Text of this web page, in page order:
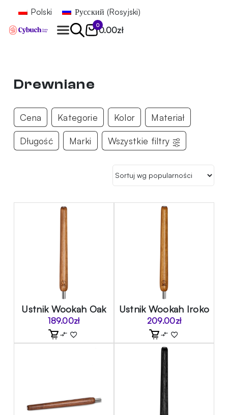
Polski Русский (Rosyjski)
0
0.00zł
Drewniane
Cena Kategorie Kolor Materiał
Długość Marki Wszystkie filtry
Ustnik Wookah Oak
189.00zł
Ustnik Wookah Iroko
209.00zł